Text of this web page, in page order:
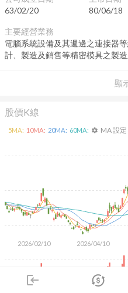
login
市場
顯
63/02/20
80/06/18
主要經營業務
電腦系統設備及其週邊之連接器
計、製造及銷售等精密模具之製
股價K線
2026/02/10 2026/04/10
5MA: 10MA: 20MA: 60MA: settings MA 設定